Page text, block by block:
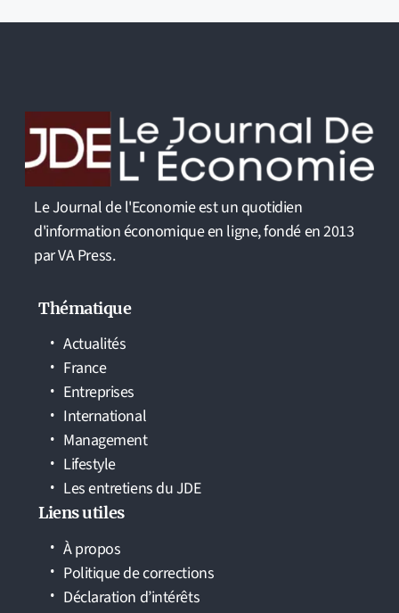
Le Journal de l'Economie est un quotidien
d'information économique en ligne, fondé en 2013
par VA Press.
Thématique
Actualités
France
Entreprises
International
Management
Lifestyle
Les entretiens du JDE
Liens utiles
À propos
Politique de corrections
Déclaration d’intérêts